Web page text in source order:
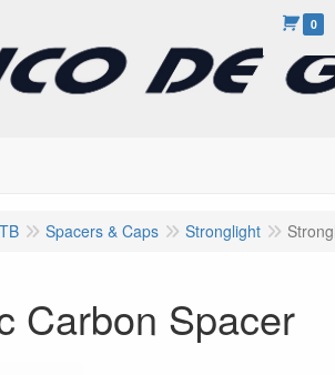
0
Spacers & Caps Stronglight
Carbon Spacer